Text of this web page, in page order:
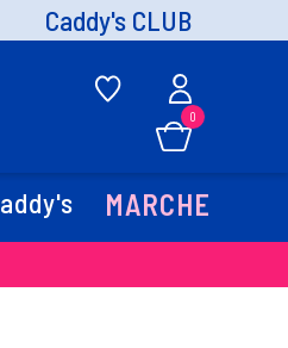
Caddy's CLUB
0
MARCHE